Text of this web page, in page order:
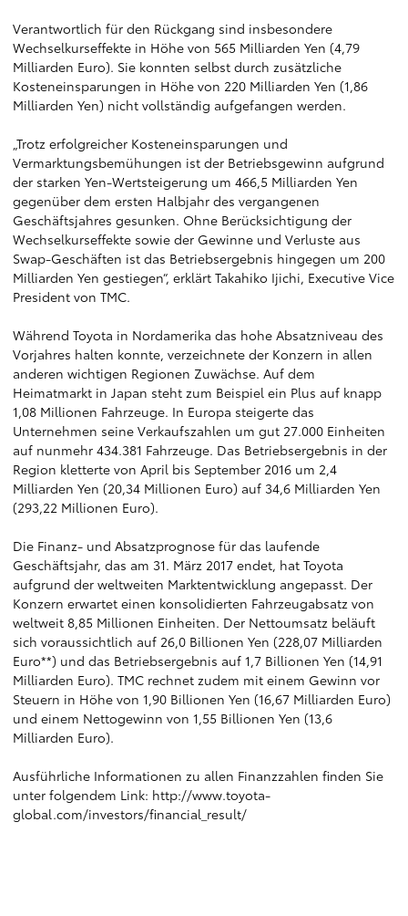
Verantwortlich für den Rückgang sind insbesondere
Wechselkurseffekte in Höhe von 565 Milliarden Yen (4,79
Milliarden Euro). Sie konnten selbst durch zusätzliche
Kosteneinsparungen in Höhe von 220 Milliarden Yen (1,86
Milliarden Yen) nicht vollständig aufgefangen werden.
„Trotz erfolgreicher Kosteneinsparungen und
Vermarktungsbemühungen ist der Betriebsgewinn aufgrund
der starken Yen-Wertsteigerung um 466,5 Milliarden Yen
gegenüber dem ersten Halbjahr des vergangenen
Geschäftsjahres gesunken. Ohne Berücksichtigung der
Wechselkurseffekte sowie der Gewinne und Verluste aus
Swap-Geschäften ist das Betriebsergebnis hingegen um 200
Milliarden Yen gestiegen“, erklärt Takahiko Ijichi, Executive Vice
President von TMC.
Während Toyota in Nordamerika das hohe Absatzniveau des
Vorjahres halten konnte, verzeichnete der Konzern in allen
anderen wichtigen Regionen Zuwächse. Auf dem
Heimatmarkt in Japan steht zum Beispiel ein Plus auf knapp
1,08 Millionen Fahrzeuge. In Europa steigerte das
Unternehmen seine Verkaufszahlen um gut 27.000 Einheiten
auf nunmehr 434.381 Fahrzeuge. Das Betriebsergebnis in der
Region kletterte von April bis September 2016 um 2,4
Milliarden Yen (20,34 Millionen Euro) auf 34,6 Milliarden Yen
(293,22 Millionen Euro).
Die Finanz- und Absatzprognose für das laufende
Geschäftsjahr, das am 31. März 2017 endet, hat Toyota
aufgrund der weltweiten Marktentwicklung angepasst. Der
Konzern erwartet einen konsolidierten Fahrzeugabsatz von
weltweit 8,85 Millionen Einheiten. Der Nettoumsatz beläuft
sich voraussichtlich auf 26,0 Billionen Yen (228,07 Milliarden
Euro**) und das Betriebsergebnis auf 1,7 Billionen Yen (14,91
Milliarden Euro). TMC rechnet zudem mit einem Gewinn vor
Steuern in Höhe von 1,90 Billionen Yen (16,67 Milliarden Euro)
und einem Nettogewinn von 1,55 Billionen Yen (13,6
Milliarden Euro).
Ausführliche Informationen zu allen Finanzzahlen finden Sie
unter folgendem Link: http://www.toyota-
global.com/investors/financial_result/